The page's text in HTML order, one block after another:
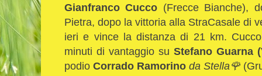
Gianfranco Cucco (Frecce Bianche),
Pietra, dopo la vittoria alla StraCasale di
ieri e vince la distanza di 21 km.
minuti di vantaggio su Stefano Guarna (
podio Corrado Ramorino da Stella🌹